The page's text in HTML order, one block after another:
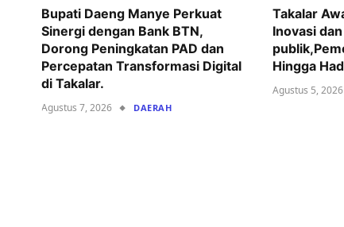
Bupati Daeng Manye Perkuat
Sinergi dengan Bank BTN,
Dorong Peningkatan PAD dan
Percepatan Transformasi Digital
di Takalar.
Agustus 7, 2026 DAERAH
Takalar
Inovasi
Hingga
Agustus 5, 2026